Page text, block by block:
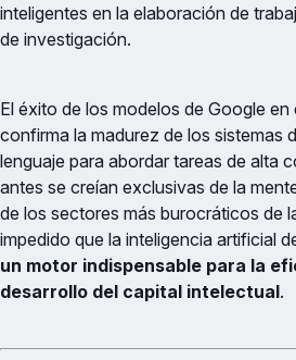
inteligentes en la elaboración de
de investigación.
El éxito de los modelos de Google
confirma la madurez de los sistemas
lenguaje para abordar tareas de alta
antes se creían exclusivas de la
de los sectores más burocráticos de
impedido que la inteligencia artificial
un motor indispensable para la
desarrollo del capital intelectual.